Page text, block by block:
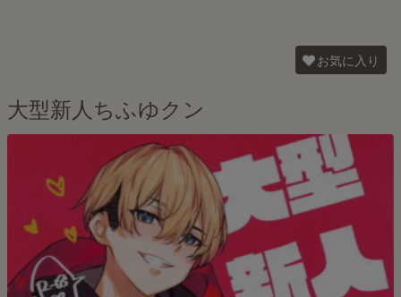
お気に入り
大型新人ちふゆクン